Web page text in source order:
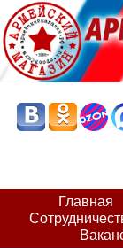
Главная